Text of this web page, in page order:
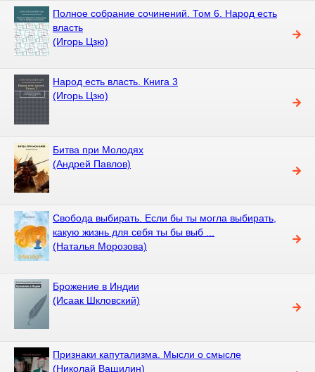
Полное собрание сочинений. Том 6. Народ есть
власть
(Игорь Цзю)
Народ есть власть. Книга 3
(Игорь Цзю)
Битва при Молодях
(Андрей Павлов)
Свобода выбирать. Если бы ты могла выбирать,
какую жизнь для себя ты бы выб ...
(Наталья Морозова)
Брожение в Индии
(Исаак Шкловский)
Признаки капутализма. Мысли о смысле
(Николай Ващилин)